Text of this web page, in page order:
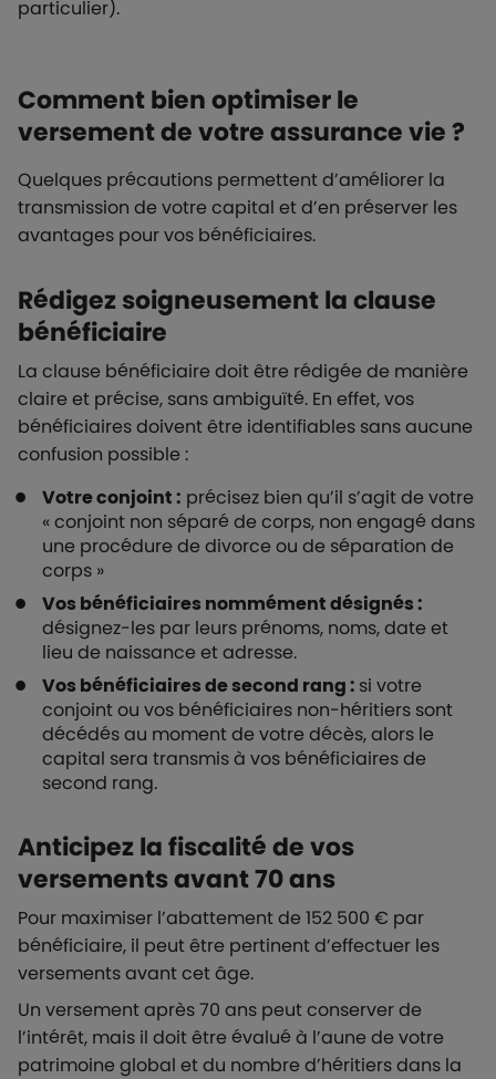
particulier).
Comment bien optimiser le
versement de votre assurance vie ?
Quelques précautions permettent d’améliorer la
transmission de votre capital et d’en préserver les
avantages pour vos bénéficiaires.
Rédigez soigneusement la clause
bénéficiaire
La clause bénéficiaire doit être rédigée de manière
claire et précise, sans ambiguïté. En effet, vos
bénéficiaires doivent être identifiables sans aucune
confusion possible :
Votre conjoint : précisez bien qu’il s’agit de votre
« conjoint non séparé de corps, non engagé dans
une procédure de divorce ou de séparation de
corps »
Vos bénéficiaires nommément désignés :
désignez-les par leurs prénoms, noms, date et
lieu de naissance et adresse.
Vos bénéficiaires de second rang : si votre
conjoint ou vos bénéficiaires non-héritiers sont
décédés au moment de votre décès, alors le
capital sera transmis à vos bénéficiaires de
second rang.
Anticipez la fiscalité de vos
versements avant 70 ans
Pour maximiser l’abattement de 152 500 € par
bénéficiaire, il peut être pertinent d’effectuer les
versements avant cet âge.
Un versement après 70 ans peut conserver de
l’intérêt, mais il doit être évalué à l’aune de votre
patrimoine global et du nombre d’héritiers dans la